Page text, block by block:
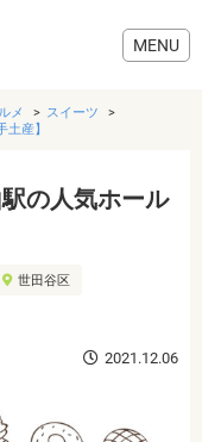
メ
スイーツ
産】
の人気ホール
世田谷区
2021.12.06